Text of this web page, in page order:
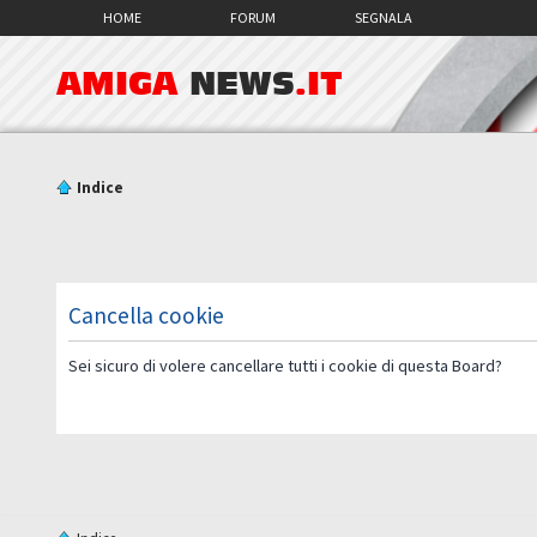
HOME FORUM SEGNALA
AMIGA NEWS.IT
Indice
Cancella cookie
Sei sicuro di volere cancellare tutti i cookie di questa Board?